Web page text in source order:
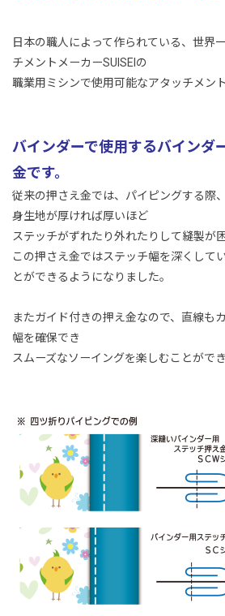
日本の職人によって作られている、世界
チメントメーカーSUISEIの
職業用ミシンで使用可能なアタッチメント
バインダーで使用するバインダ
金です。
従来の押さえ金では、パイピングする際
身生地が厚ければ厚いほど
ステッチがずれたり外れたりして縫製が
この押さえ金ではステッチ幅を深くして
とができるようになりました。
またガイド付きの押え金なので、直線も
幅を確保でき
スムーズなソーイングを楽しむことができ